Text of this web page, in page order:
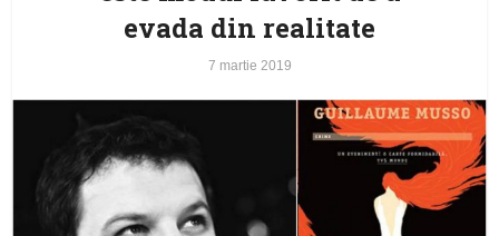
evada din realitate
7 martie 2019